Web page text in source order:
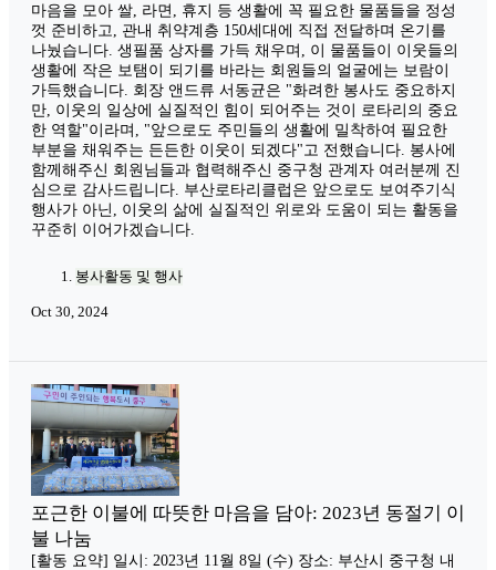
마음을 모아 쌀, 라면, 휴지 등 생활에 꼭 필요한 물품들을 정성
껏 준비하고, 관내 취약계층 150세대에 직접 전달하며 온기를
나눴습니다. 생필품 상자를 가득 채우며, 이 물품들이 이웃들의
생활에 작은 보탬이 되기를 바라는 회원들의 얼굴에는 보람이
가득했습니다. 회장 앤드류 서동균은 "화려한 봉사도 중요하지
만, 이웃의 일상에 실질적인 힘이 되어주는 것이 로타리의 중요
한 역할"이라며, "앞으로도 주민들의 생활에 밀착하여 필요한
부분을 채워주는 든든한 이웃이 되겠다"고 전했습니다. 봉사에
함께해주신 회원님들과 협력해주신 중구청 관계자 여러분께 진
심으로 감사드립니다. 부산로타리클럽은 앞으로도 보여주기식
행사가 아닌, 이웃의 삶에 실질적인 위로와 도움이 되는 활동을
꾸준히 이어가겠습니다.
봉사활동 및 행사
Oct 30, 2024
포근한 이불에 따뜻한 마음을 담아: 2023년 동절기 이
불 나눔
[활동 요약] 일시: 2023년 11월 8일 (수) 장소: 부산시 중구청 내